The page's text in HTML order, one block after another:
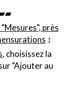
près
↕︎
, choisissez la
"Ajouter au